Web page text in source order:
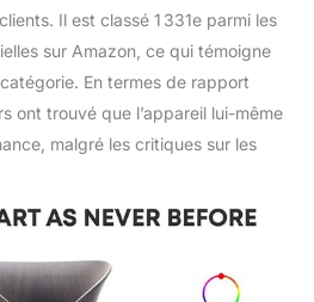
Il est classé 1 331e parmi les
sur Amazon, ce qui témoigne
En termes de rapport
ont trouvé que l’appareil lui-même
malgré les critiques sur les